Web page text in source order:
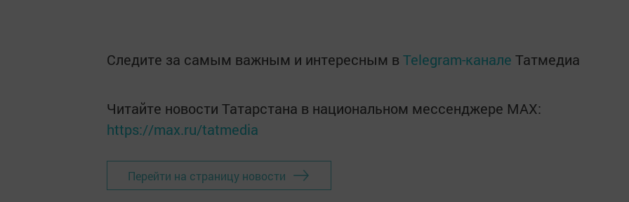
Следите за самым важным и интересным в Telegram-канале Татмедиа
Читайте новости Татарстана в национальном мессенджере MАХ:
https://max.ru/tatmedia
Перейти на страницу новости